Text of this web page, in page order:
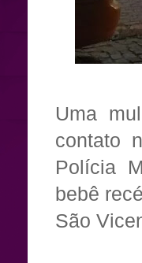
Uma
contato
Polícia
bebê
São